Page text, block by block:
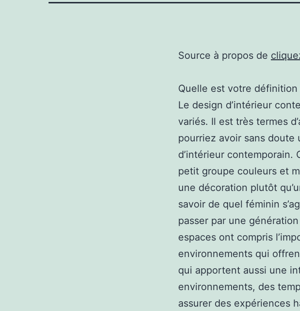
Source à propos de
Quelle est votre définition
Le design d’intérieur
variés. Il est très termes
pourriez avoir sans doute
d’intérieur contemporain.
petit groupe couleurs et
une décoration plutôt
savoir de quel féminin
passer par une
espaces ont compris
environnements qui
qui apportent aussi une
environnements, des
assurer des expériences